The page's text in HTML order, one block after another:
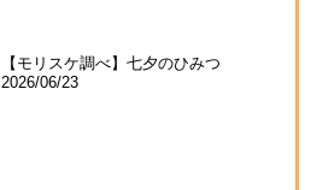
【モリスケ調べ】七夕のひみつ
2026/06/23